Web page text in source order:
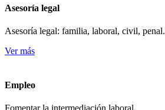
Asesoría legal
Asesoría legal: familia, laboral, civil, penal.
Ver más
Empleo
Fomentar la intermediación laboral.